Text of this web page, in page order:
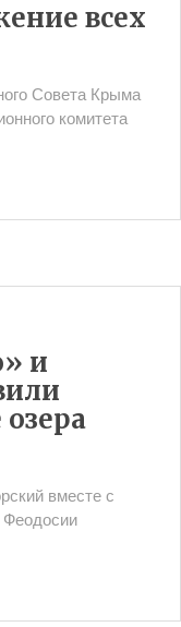
всех
Совета Крыма
комитета
и
вместе с
Феодосии